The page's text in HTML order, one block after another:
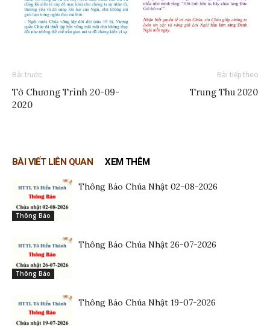
Bài trước
Tờ Chương Trình 20-09-
2020
Bài tiếp theo
Trung Thu 2020
BÀI VIẾT LIÊN QUAN XEM THÊM
Thông Báo
Thông Báo Chúa Nhật 02-08-2026
Thông Báo
Thông Báo Chúa Nhật 26-07-2026
Thông Báo Chúa Nhật 19-07-2026